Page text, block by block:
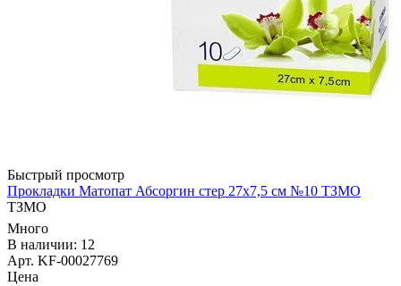
Быстрый просмотр
Прокладки Матопат Абсоргин стер 27х7,5 см №10 ТЗМО
ТЗМО
Много
В наличии: 12
Арт. KF-00027769
Цена